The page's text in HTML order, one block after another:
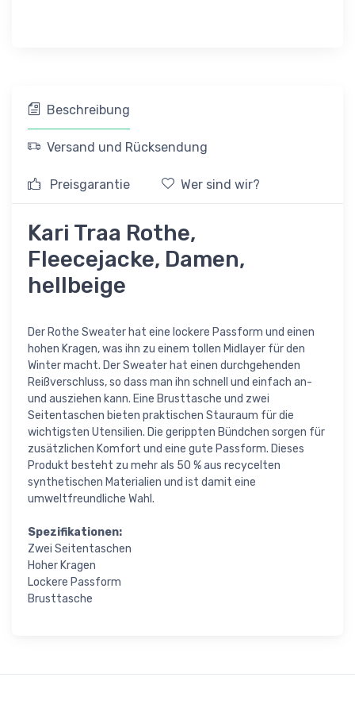
Beschreibung
Versand und Rücksendung
Preisgarantie Wer sind wir?
Kari Traa Rothe,
Fleecejacke, Damen,
hellbeige
Der Rothe Sweater hat eine lockere Passform und einen
hohen Kragen, was ihn zu einem tollen Midlayer für den
Winter macht. Der Sweater hat einen durchgehenden
Reißverschluss, so dass man ihn schnell und einfach an-
und ausziehen kann. Eine Brusttasche und zwei
Seitentaschen bieten praktischen Stauraum für die
wichtigsten Utensilien. Die gerippten Bündchen sorgen für
zusätzlichen Komfort und eine gute Passform. Dieses
Produkt besteht zu mehr als 50 % aus recycelten
synthetischen Materialien und ist damit eine
umweltfreundliche Wahl.
Spezifikationen:
Zwei Seitentaschen
Hoher Kragen
Lockere Passform
Brusttasche